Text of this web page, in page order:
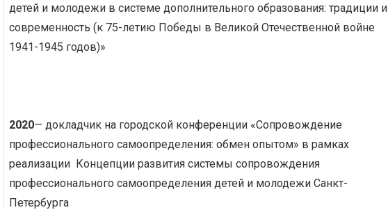
детей и молодежи в системе дополнительного образования: традиции и
современность (к 75-летию Победы в Великой Отечественной войне
1941-1945 годов)»
2020— докладчик на городской конференции «Сопровождение
профессионального самоопределения: обмен опытом» в рамках
реализации Концепции развития системы сопровождения
профессионального самоопределения детей и молодежи Санкт-
Петербурга